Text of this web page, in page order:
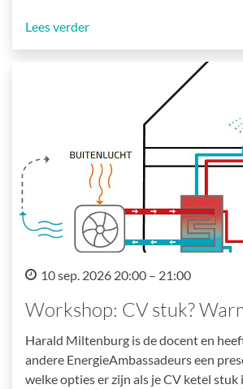
Lees verder
10 sep. 2026 20:00 – 21:00
Workshop: CV stuk?
Harald Miltenburg is de docent en
andere EnergieAmbassadeurs een
welke opties er zijn als je CV ketel stuk